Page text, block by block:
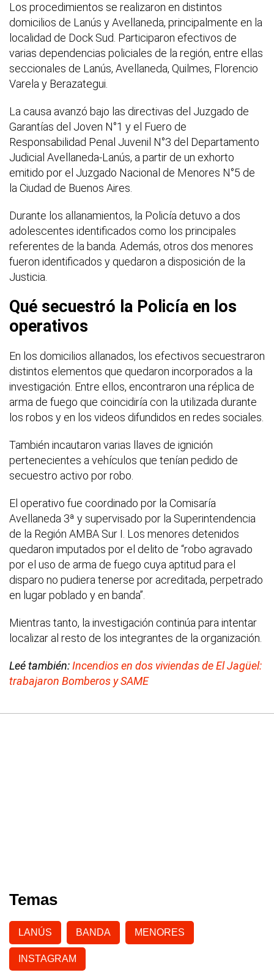
Los procedimientos se realizaron en distintos
domicilios de Lanús y Avellaneda, principalmente en la
localidad de Dock Sud. Participaron efectivos de
varias dependencias policiales de la región, entre ellas
seccionales de Lanús, Avellaneda, Quilmes, Florencio
Varela y Berazategui.
La causa avanzó bajo las directivas del Juzgado de
Garantías del Joven N°1 y el Fuero de
Responsabilidad Penal Juvenil N°3 del Departamento
Judicial Avellaneda-Lanús, a partir de un exhorto
emitido por el Juzgado Nacional de Menores N°5 de
la Ciudad de Buenos Aires.
Durante los allanamientos, la Policía detuvo a dos
adolescentes identificados como los principales
referentes de la banda. Además, otros dos menores
fueron identificados y quedaron a disposición de la
Justicia.
Qué secuestró la Policía en los
operativos
En los domicilios allanados, los efectivos secuestraron
distintos elementos que quedaron incorporados a la
investigación. Entre ellos, encontraron una réplica de
arma de fuego que coincidiría con la utilizada durante
los robos y en los videos difundidos en redes sociales.
También incautaron varias llaves de ignición
pertenecientes a vehículos que tenían pedido de
secuestro activo por robo.
El operativo fue coordinado por la Comisaría
Avellaneda 3ª y supervisado por la Superintendencia
de la Región AMBA Sur I. Los menores detenidos
quedaron imputados por el delito de “robo agravado
por el uso de arma de fuego cuya aptitud para el
disparo no pudiera tenerse por acreditada, perpetrado
en lugar poblado y en banda”.
Mientras tanto, la investigación continúa para intentar
localizar al resto de los integrantes de la organización.
Leé también:Incendios en dos viviendas de El Jagüel:
trabajaron Bomberos y SAME
Temas
LANÚS BANDA MENORES
INSTAGRAM